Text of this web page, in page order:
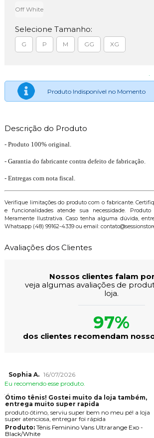
Off White
Selecione Tamanho:
G P M GG XG
Produto Indisponível no Momento
Descrição do Produto
- Produto 100% original.
- Garantia do fabricante contra defeito de fabricação.
- Entregas com nota fiscal.
Verifique limitações do produto com o fabricante.
e funcionalidades atende sua necessidade. Produto
Meramente Ilustrativa. Caso tenha alguma dúvida,
Whatsapp (48) 99162-4339 ou email:
Avaliações dos Clientes
Nossos clientes falam
veja algumas avaliações de
loja.
97%
dos clientes recomendam
Sophia A. 16/07/2026
Eu recomendo esse produto.
Ótimo tênis! Gostei muito da loja também,
entrega muito super rapida
produto ótimo, serviu super bem no meu pé! a loja
super atenciosa, entregar foi rápida
Produto:Tênis Feminino Vans Ultrarange Exo -
Black/White